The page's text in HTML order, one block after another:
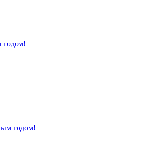
годом!
годом!